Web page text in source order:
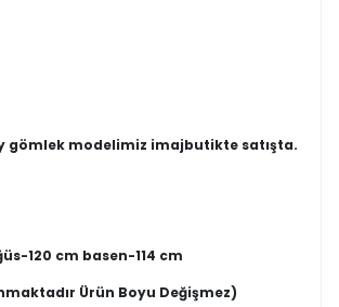
gömlek modelimiz imajbutikte satışta.
120 cm basen-114 cm
Ürün Boyu Değişmez)